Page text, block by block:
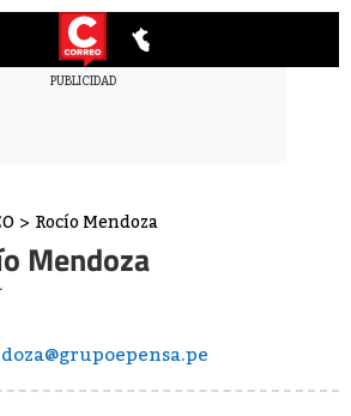
> Rocío Mendoza
Mendoza